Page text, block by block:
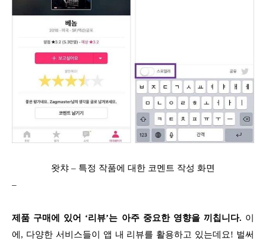
왓챠 – 특정 작품에 대한 코멘트 작성 화면
–
제품 구매에 있어 ‘리뷰’는 아주 중요한 영향을 끼칩니다. 이
에, 다양한 서비스들이 앱 내 리뷰를 활용하고 있는데요! 벌써